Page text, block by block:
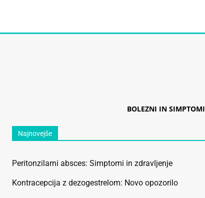
BOLEZNI IN SIMPTOMI
Najnovejše
Peritonzilarni absces: Simptomi in zdravljenje
Kontracepcija z dezogestrelom: Novo opozorilo